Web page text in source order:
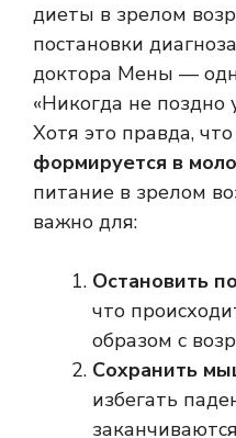
диеты в зрелом
постановки
доктора Мены —
«Никогда не поздно
Хотя это правда, что
формируется в
питание в зрелом
важно для:
Остановить
что
образом с
Сохранить
избегать